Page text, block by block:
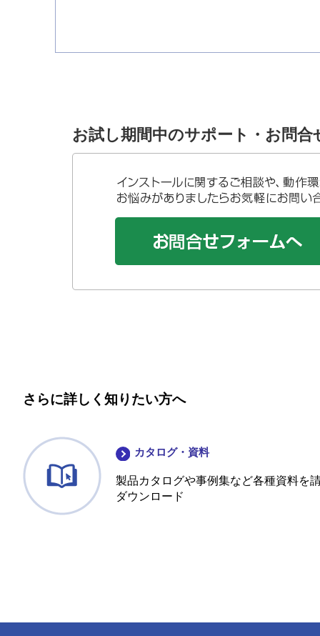
お試し期間中のサポート・お問合
さらに詳しく知りたい方へ
カタログ・資料
製品カタログや事例集など各種資料を
ダウンロード